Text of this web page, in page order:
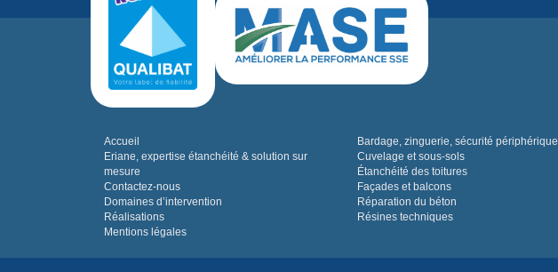
Accueil
Eriane, expertise étanchéité & solution sur
mesure
Contactez-nous
Domaines d’intervention
Réalisations
Mentions légales
Bardage, zinguerie, sécurité périphérique
Cuvelage et sous-sols
Étanchéité des toitures
Façades et balcons
Réparation du béton
Résines techniques